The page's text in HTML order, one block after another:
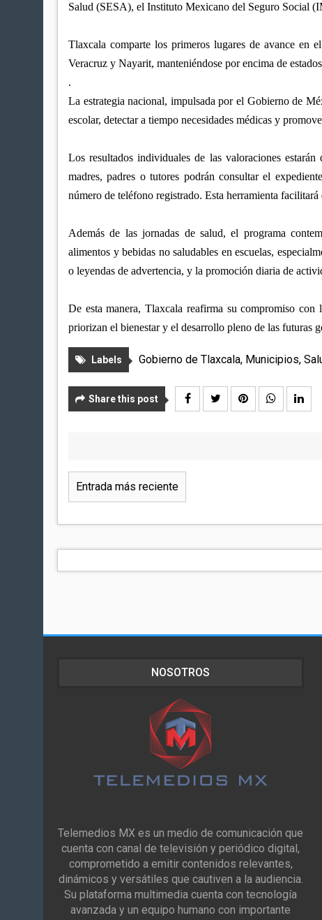
Salud (SESA), el Instituto Mexicano del Seguro Social
Tlaxcala comparte los primeros lugares de avance en
Veracruz y Nayarit, manteniéndose por encima de
.
La estrategia nacional, impulsada por el Gobierno de
escolar, detectar a tiempo necesidades médicas y
Los resultados individuales de las valoraciones
madres, padres o tutores podrán consultar el
número de teléfono registrado. Esta herramienta
Además de las jornadas de salud, el programa
alimentos y bebidas no saludables en escuelas,
o leyendas de advertencia, y la promoción diaria de
De esta manera, Tlaxcala reafirma su compromiso
priorizan el bienestar y el desarrollo pleno de las futuras
Labels Gobierno de Tlaxcala, Municipios,
Share this post
Entrada más reciente
NOSOTROS
Telemedios MX es un medio de comunicación que
cuenta con canal de televisión y periódico digital,
comprometido a emitir contenidos relevantes,
dinámicos y versátiles que cautiven a la audiencia.
Su plataforma multimedia cuenta con tecnología
avanzada y un equipo humano con importante